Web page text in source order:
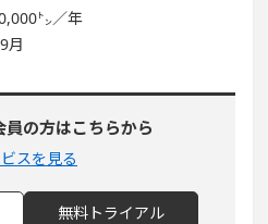
㌧／年
月
員の方はこちらから
スを見る
無料トライアル